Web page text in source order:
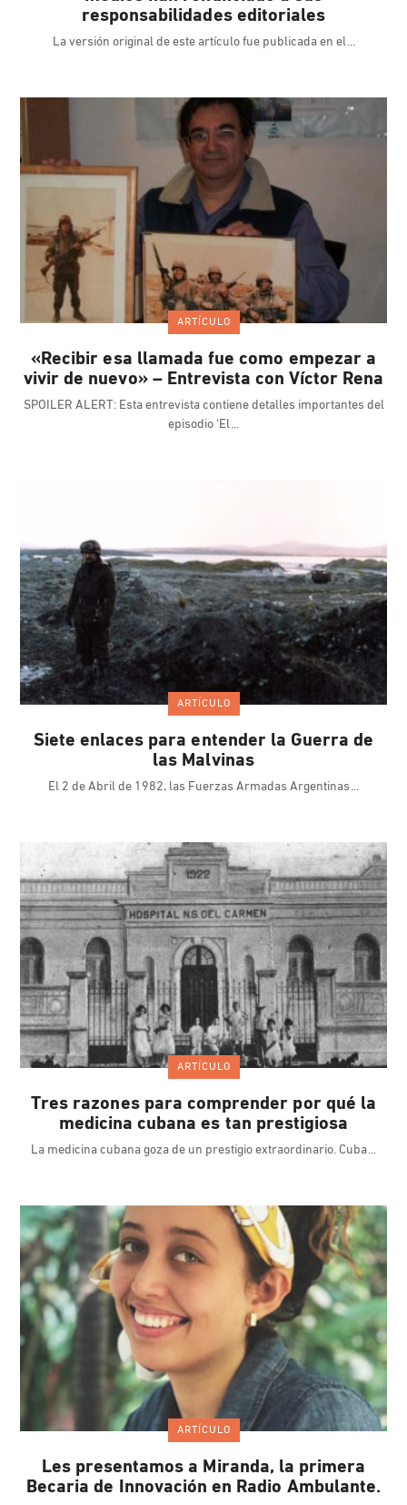
responsabilidades editoriales
La versión original de este artículo fue publicada en el
ARTÍCULO
«Recibir esa llamada fue como empezar a
vivir de nuevo» – Entrevista con Víctor Rena
SPOILER ALERT: Esta entrevista contiene detalles importantes del
episodio ‘El
ARTÍCULO
Siete enlaces para entender la Guerra de
las Malvinas
El 2 de Abril de 1982, las Fuerzas Armadas Argentinas
ARTÍCULO
Tres razones para comprender por qué la
medicina cubana es tan prestigiosa
La medicina cubana goza de un prestigio extraordinario. Cuba
ARTÍCULO
Les presentamos a Miranda, la primera
Becaria de Innovación en Radio Ambulante.